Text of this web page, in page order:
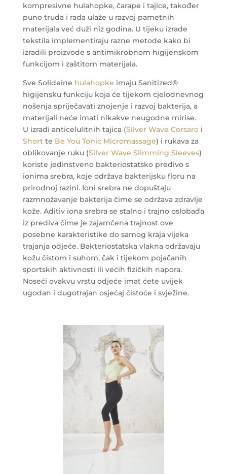
kompresivne hulahopke, čarape i tajice, također
puno truda i rada ulaže u razvoj pametnih
materijala već duži niz godina. U tijeku izrade
tekstila implementiraju razne metode kako bi
izradili proizvode s antimikrobnom higijenskom
funkcijom i zaštitom materijala.
Sve Solideine hulahopke imaju Sanitized®
higijensku funkciju koja će tijekom cjelodnevnog
nošenja spriječavati znojenje i razvoj bakterija, a
materijali neće imati nikakve neugodne mirise.
U izradi anticelulitnih tajica (Silver Wave Corsaroi
Shortte Be You Tonic Micromassage) i rukava za
oblikovanje ruku (Silver Wave Slimming Sleeves)
koriste jedinstveno bakteriostatsko predivo s
ionima srebra, koje održava bakterijsku floru na
prirodnoj razini. Ioni srebra ne dopuštaju
razmnožavanje bakterija čime se održava zdravlje
kože. Aditiv iona srebra se stalno i trajno oslobađa
iz prediva čime je zajamčena trajnost ove
posebne karakteristike do samog kraja vijeka
trajanja odjeće. Bakteriostatska vlakna održavaju
kožu čistom i suhom, čak i tijekom pojačanih
sportskih aktivnosti ili većih fizičkih napora.
Noseći ovakvu vrstu odjeće imat ćete uvijek
ugodan i dugotrajan osjećaj čistoće i svježine.